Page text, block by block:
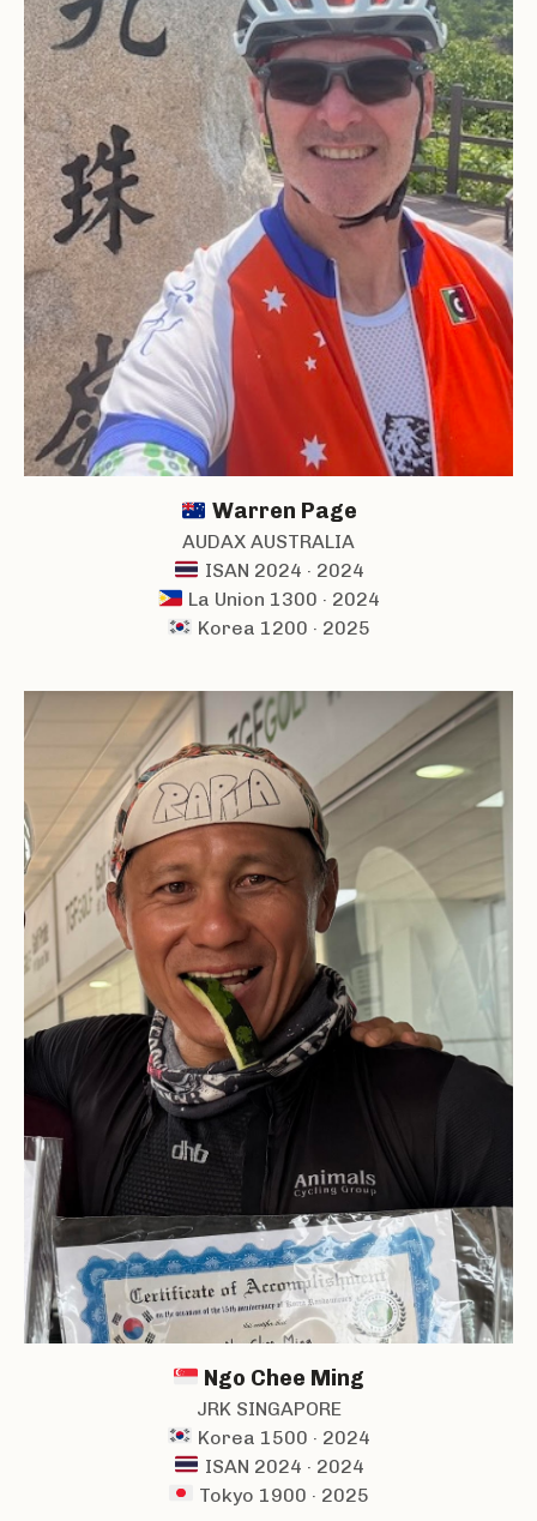
Warren Page
AUDAX AUSTRALIA
ISAN 2024 · 2024
La Union 1300 · 2024
Korea 1200 · 2025
Ngo Chee Ming
JRK SINGAPORE
Korea 1500 · 2024
ISAN 2024 · 2024
Tokyo 1900 · 2025